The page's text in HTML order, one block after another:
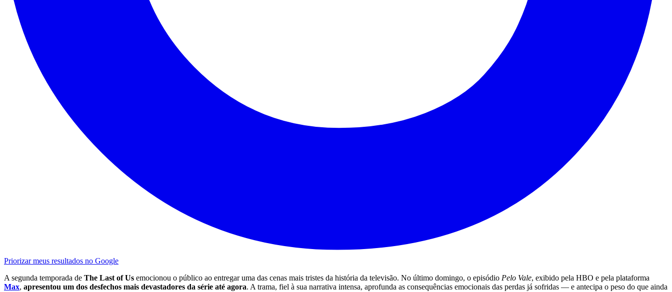
Priorizar meus resultados no Google
A segunda temporada de The Last of Us emocionou o público ao entregar uma das cenas mais tristes da história da televisão. No último domingo, o episódio Pelo Vale, exibido pela HBO e pela plataforma
Max, apresentou um dos desfechos mais devastadores da série até agora. A trama, fiel à sua narrativa intensa, aprofunda as consequências emocionais das perdas já sofridas — e antecipa o peso do que ainda